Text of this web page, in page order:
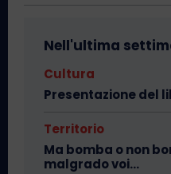
Nell'ultima
Cultura
Presentazione del
Territorio
Ma bomba o non
malgrado voi…